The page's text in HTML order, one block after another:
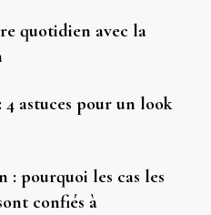
quotidien avec la
4 astuces pour un look
: pourquoi les cas les
confiés à